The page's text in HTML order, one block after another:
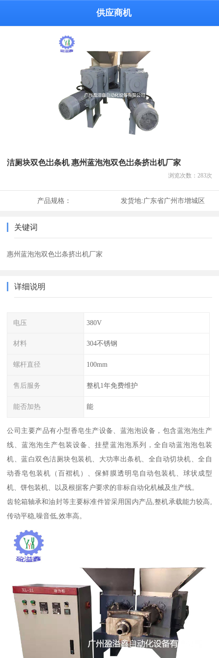
供应商机
洁厕块双色岀条机 惠州蓝泡泡双色岀条挤出机厂家
浏览次数： 283次
产品规格： 发货地:广东省广州市增城区
关键词
惠州蓝泡泡双色岀条挤出机厂家
详细说明
电压 380V
材料 304不锈钢
螺杆直径 100mm
售后服务 整机1年免费维护
能否加热 能
公司主要产品有小型香皂生产设备、蓝泡泡设备，包含蓝泡泡生产
线、蓝泡泡生产包装设备、挂壁蓝泡泡系列，全自动蓝泡泡包装
机、蓝白双色洁厕块包装机、大功率出条机、全自动切块机、全自
动香皂包装机（百褶机）、保鲜膜透明皂自动包装机、球状成型
机、饼包装机、以及根据客户要求的非标自动化机械及生产线。
齿轮箱轴承和油封等主要标准件皆采用国内产品,整机承载能力较高,
传动平稳,噪音低,效率高。